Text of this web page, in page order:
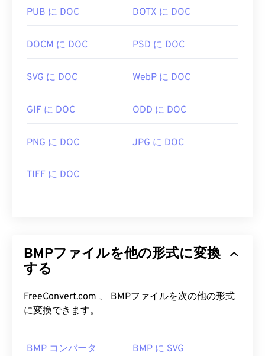
には、Adobe
、MicrosoftPhotos
開発元: Microsoft Corporation
役立つリンク:
https://en.wikipedia.org/wiki/BMP_ファイルフォ
ーマット
https://docs.microsoft.com/en-
PUB に DOC DOTX に DOC
DOCM に DOC PSD に DOC
SVG に DOC WebP に DOC
GIF に DOC ODD に DOC
PNG に DOC JPG に DOC
TIFF に DOC
BMPファイルを他の形式に変換
する
FreeConvert.com 、 BMPファイルを次の他の形式
に変換できます。
BMP コンバータ BMP に SVG